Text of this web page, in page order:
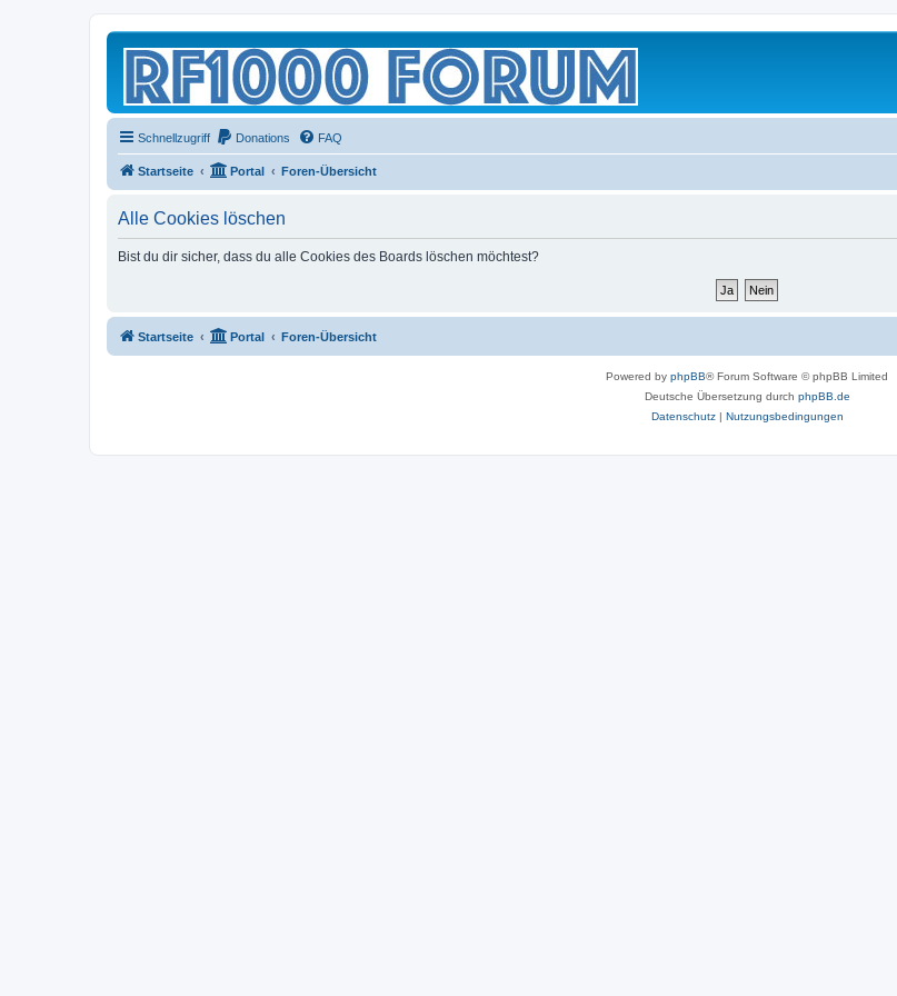
Schnellzugriff Donations FAQ
Startseite Portal Foren-Übersicht
Alle Cookies löschen
Bist du dir sicher, dass du alle Cookies des Boards löschen möchtest?
Startseite Portal Foren-Übersicht
Powered by phpBB® Forum Software © phpBB Limited
Deutsche Übersetzung durch phpBB.de
Datenschutz| Nutzungsbedingungen